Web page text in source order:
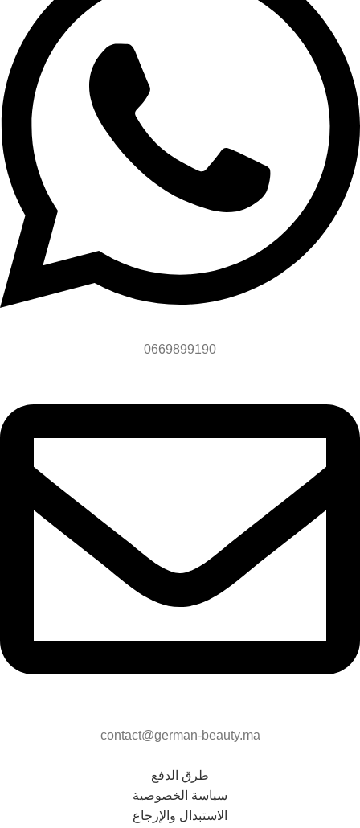
0669899190
contact@german-beauty.ma
طرق الدفع
سياسة الخصوصية
الاستبدال والإرجاع